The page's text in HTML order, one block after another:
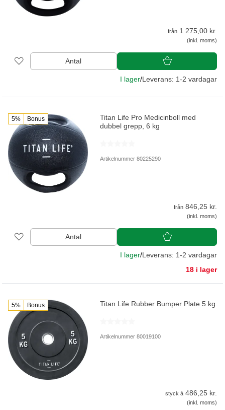
från 1 275,00 kr.
(inkl. moms)
Antal
I lager/Leverans: 1-2 vardagar
5% Bonus
Titan Life Pro Medicinboll med
dubbel grepp, 6 kg
Artikelnummer 80225290
från 846,25 kr.
(inkl. moms)
Antal
I lager/Leverans: 1-2 vardagar
18 i lager
5% Bonus Titan Life Rubber Bumper Plate 5 kg
Artikelnummer 80019100
styck á 486,25 kr.
(inkl. moms)